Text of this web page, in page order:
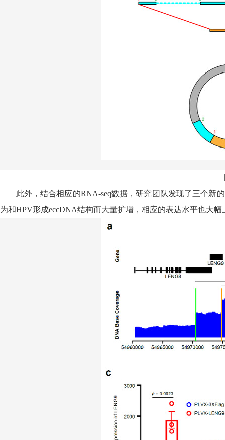
此外，结合相应的RNA-seq数据，研究团队发现了三个新
为和HPV形成eccDNA结构而大量扩增，相应的表达水平也大